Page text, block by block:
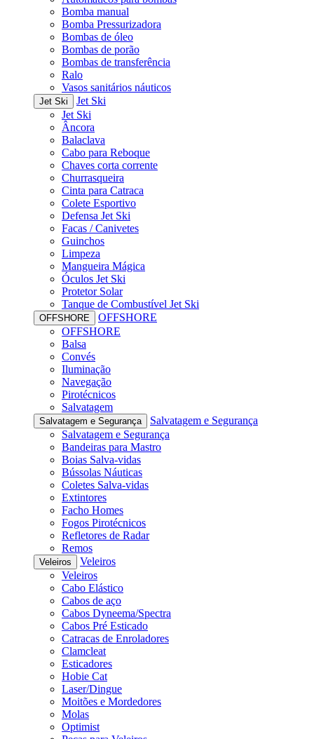
Bomba manual
Bomba Pressurizadora
Bombas de óleo
Bombas de porão
Bombas de transferência
Ralo
Vasos sanitários náuticos
Jet Ski
Jet Ski
Jet Ski
Âncora
Balaclava
Cabo para Reboque
Chaves corta corrente
Churrasqueira
Cinta para Catraca
Colete Esportivo
Defensa Jet Ski
Facas / Canivetes
Guinchos
Limpeza
Mangueira Mágica
Óculos Jet Ski
Protetor Solar
Tanque de Combustível Jet Ski
OFFSHORE
OFFSHORE
OFFSHORE
Balsa
Convés
Iluminação
Navegação
Pirotécnicos
Salvatagem
Salvatagem e Segurança
Salvatagem e Segurança
Salvatagem e Segurança
Bandeiras para Mastro
Boias Salva-vidas
Bússolas Náuticas
Coletes Salva-vidas
Extintores
Facho Homes
Fogos Pirotécnicos
Refletores de Radar
Remos
Veleiros
Veleiros
Veleiros
Cabo Elástico
Cabos de aço
Cabos Dyneema/Spectra
Cabos Pré Esticado
Catracas de Enroladores
Clamcleat
Esticadores
Hobie Cat
Laser/Dingue
Moitões e Mordedores
Molas
Optimist